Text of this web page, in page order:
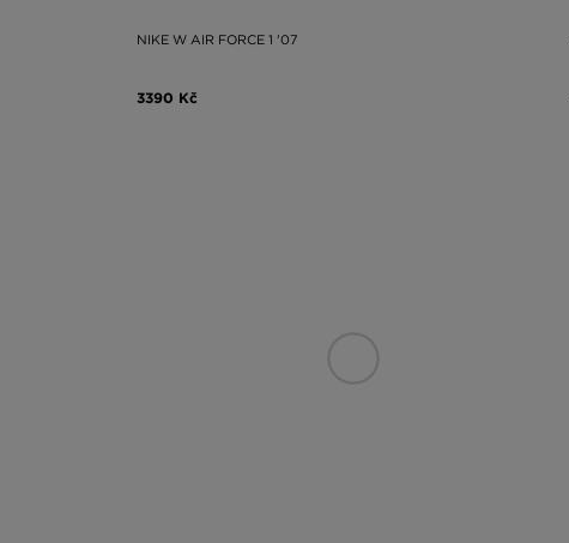
NIKE W AIR FORCE 1 '07
3390 Kč